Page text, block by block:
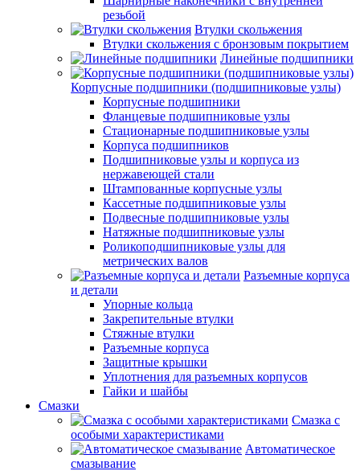
резьбой
Втулки скольжения
Втулки скольжения с бронзовым покрытием
Линейные подшипники
Корпусные подшипники (подшипниковые узлы)
Корпусные подшипники
Фланцевые подшипниковые узлы
Стационарные подшипниковые узлы
Корпуса подшипников
Подшипниковые узлы и корпуса из
нержавеющей стали
Штампованные корпусные узлы
Кассетные подшипниковые узлы
Подвесные подшипниковые узлы
Натяжные подшипниковые узлы
Роликоподшипниковые узлы для
метрических валов
Разъемные корпуса
и детали
Упорные кольца
Закрепительные втулки
Стяжные втулки
Разъемные корпуса
Защитные крышки
Уплотнения для разъемных корпусов
Гайки и шайбы
Смазки
Смазка с
особыми характеристиками
Автоматическое
смазывание